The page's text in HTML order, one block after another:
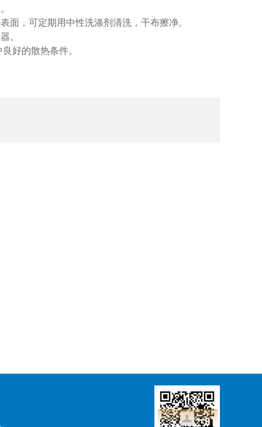
面，可定期用中性洗涤剂清洗，干布擦净。
。
好的散热条件。